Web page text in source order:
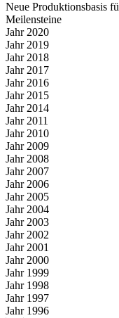
Neue Produktionsbasis
Meilensteine
Jahr 2020
Jahr 2019
Jahr 2018
Jahr 2017
Jahr 2016
Jahr 2015
Jahr 2014
Jahr 2011
Jahr 2010
Jahr 2009
Jahr 2008
Jahr 2007
Jahr 2006
Jahr 2005
Jahr 2004
Jahr 2003
Jahr 2002
Jahr 2001
Jahr 2000
Jahr 1999
Jahr 1998
Jahr 1997
Jahr 1996